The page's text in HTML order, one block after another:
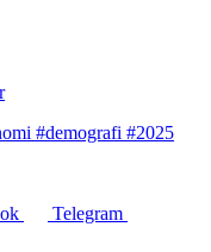
#demografi #2025
Telegram